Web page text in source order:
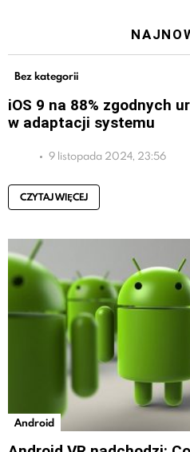
Bez kategorii
iOS 9 na 88% zgodnych
w adaptacji systemu
9 listopada 2024, 23:56
CZYTAJ WIĘCEJ
Android